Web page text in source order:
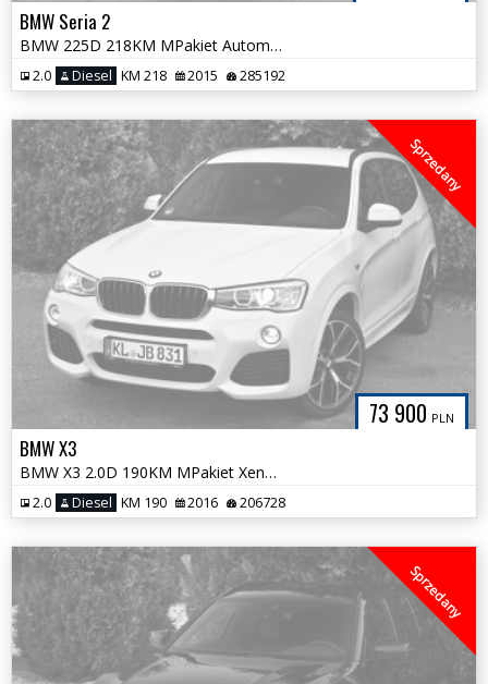
BMW Seria 2
BMW 225D 218KM MPakiet Automat Alcantara Xenon Navi Śliczne Coupe
2.0 Diesel KM 218 2015 285192
73 900 PLN
Sprzedany
BMW X3
BMW X3 2.0D 190KM MPakiet Xenon HeadUp Alu`20 100%Bezwypadkowa Śliczna
2.0 Diesel KM 190 2016 206728
Sprzedany